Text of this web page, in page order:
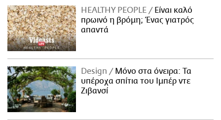
HEALTHY PEOPLE
Είναι καλό
πρωινό η βρόμη; Ένας γιατρός
απαντά
Design
Μόνο στα όνειρα: Τα
υπέροχα σπίτια του Ιμπέρ ντε
Ζιβανσί